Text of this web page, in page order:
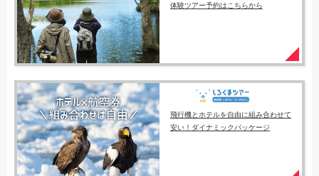
体験ツアー予約はこちらから
飛行機とホテルを自由に組み合わせて
安い！ダイナミックパッケージ